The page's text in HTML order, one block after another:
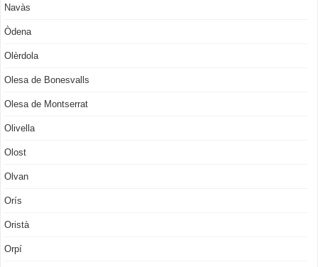
Navàs
Òdena
Olèrdola
Olesa de Bonesvalls
Olesa de Montserrat
Olivella
Olost
Olvan
Orís
Oristà
Orpí